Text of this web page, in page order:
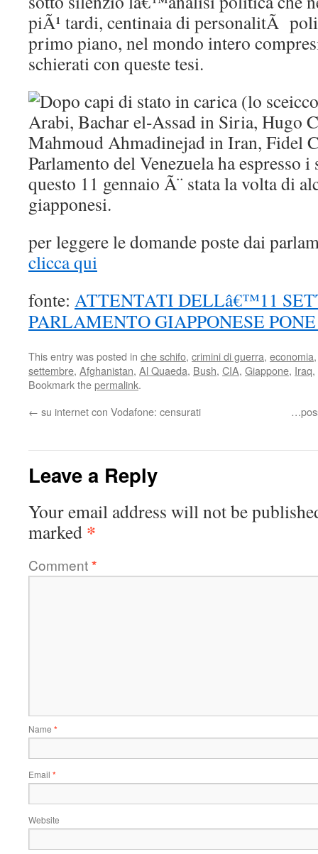
piÃ¹ tardi, centinaia di personalitÃ
primo piano, nel mondo intero
schierati con queste tesi.
Dopo capi di stato in carica (lo
Arabi, Bachar el-Assad in Siria, Hugo
Mahmoud Ahmadinejad in Iran, Fidel
Parlamento del Venezuela ha espresso
questo 11 gennaio Ã¨ stata la volta di
giapponesi.
per leggere le domande poste dai
clicca qui
fonte: ATTENTATI DELLâ€™11
PARLAMENTO GIAPPONESE
This entry was posted in che schifo, crimini di guerra, economia
settembre, Afghanistan, Al Quaeda, Bush, CIA, Giappone, Iraq,
Bookmark thepermalink.
← su internet con Vodafone: censurati
Leave a Reply
Your email address will not be
marked *
Comment*
Name *
Email *
Website